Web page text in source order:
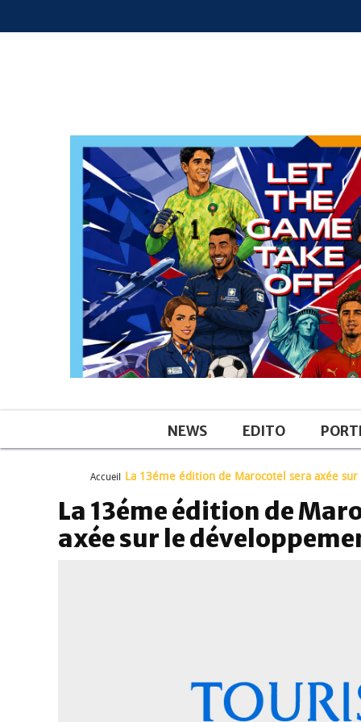
NEWS EDITO
Accueil La 13éme édition de Marocotel sera axée
La 13éme édition de
axée sur le